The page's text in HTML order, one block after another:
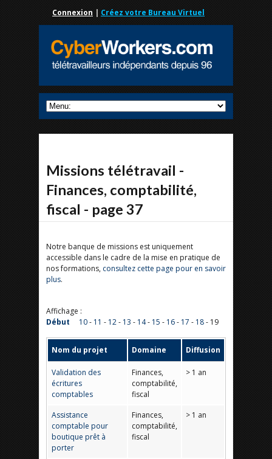
Connexion | Créez votre Bureau Virtuel
Missions télétravail -
Finances, comptabilité,
fiscal - page 37
Notre banque de missions est uniquement
accessible dans le cadre de la mise en pratique de
nos formations, consultez cette page pour en savoir
plus.
Affichage :
Début
10- 11 - 12- 13 - 14- 15 - 16- 17 - 18- 19
Nom du projet Domaine Diffusion
Validation des
écritures
comptables
Finances,
comptabilité,
fiscal
> 1 an
Assistance
comptable pour
boutique prêt à
porter
Finances,
comptabilité,
fiscal
> 1 an